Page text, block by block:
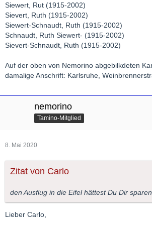
Siewert, Rut (1915-2002)
Sievert, Ruth (1915-2002)
Siewert-Schnaudt, Ruth (1915-2002)
Schnaudt, Ruth Siewert- (1915-2002)
Sievert-Schnaudt, Ruth (1915-2002)
Auf der oben von Nemorino abgebilkdeten
damalige Anschrift: Karlsruhe,
nemorino
Tamino-Mitglied
8. Mai 2020
Zitat von Carlo
den Ausflug in die Eifel hättest Du Dir sparen
Lieber Carlo,